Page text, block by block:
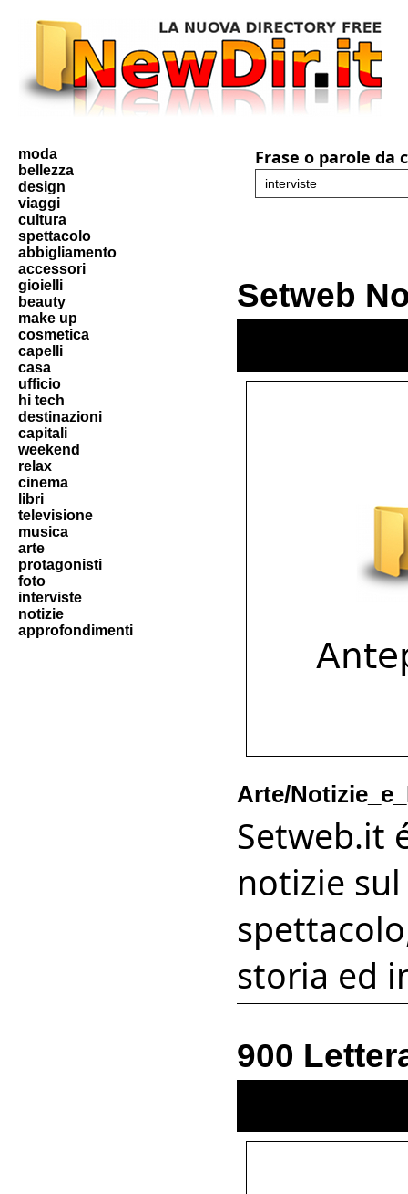
moda
bellezza
design
viaggi
cultura
spettacolo
abbigliamento
accessori
gioielli
beauty
make up
cosmetica
capelli
casa
ufficio
hi tech
destinazioni
capitali
weekend
relax
cinema
libri
televisione
musica
arte
protagonisti
foto
interviste
notizie
approfondimenti
Frase o parole da
Setweb
Arte/
Setweb.it
notizie
storia ed
900